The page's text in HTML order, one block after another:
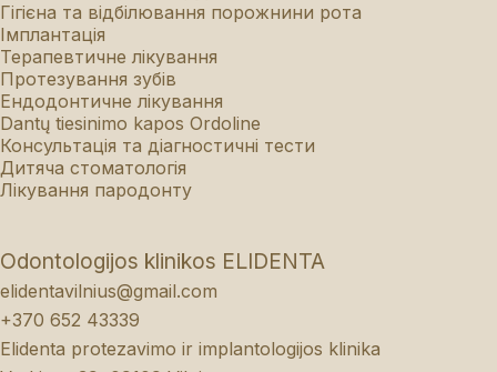
Гігієна та відбілювання порожнини рота
Імплантація
Терапевтичне лікування
Протезування зубів
Ендодонтичне лікування
Dantų tiesinimo kapos Ordoline
Консультація та діагностичні тести
Дитяча стоматологія
Лікування пародонту
Odontologijos klinikos ELIDENTA
elidentavilnius@gmail.com
+370 652 43339
Elidenta protezavimo ir implantologijos klinika